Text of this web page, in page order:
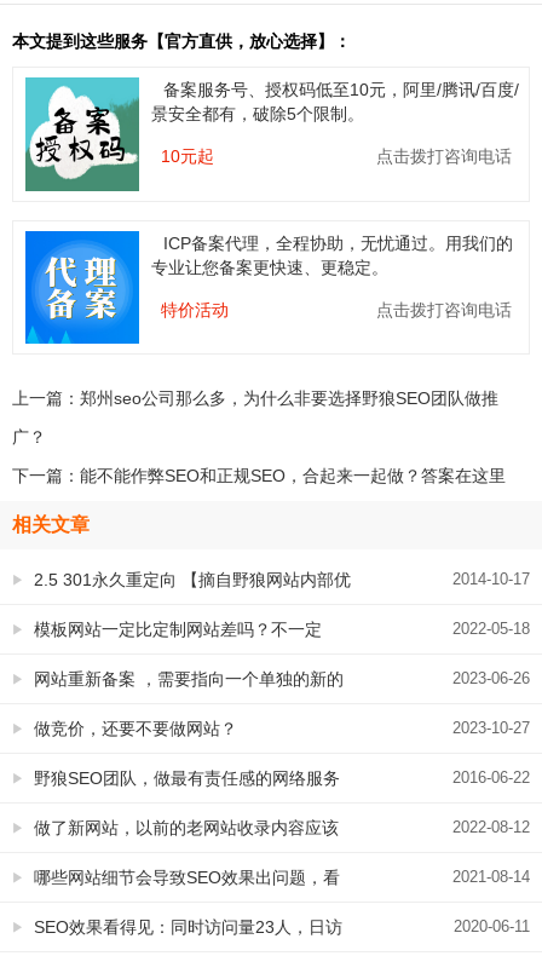
本文提到这些服务【官方直供，放心选择】：
备案服务号、授权码低至10元，阿里/腾讯/百度/
景安全都有，破除5个限制。
10元起 点击拨打咨询电话
ICP备案代理，全程协助，无忧通过。用我们的
专业让您备案更快速、更稳定。
特价活动 点击拨打咨询电话
上一篇： 郑州seo公司那么多，为什么非要选择野狼SEO团队做推
广？
下一篇： 能不能作弊SEO和正规SEO，合起来一起做？答案在这里
相关文章
2014-10-17
2.5 301永久重定向 【摘自野狼网站内部优
化手册】 2022-05-18
模板网站一定比定制网站差吗？不一定
的，原因在这里 2023-06-26
网站重新备案 ，需要指向一个单独的新的
页面，怎么做？ 2023-10-27
做竞价，还要不要做网站？
2016-06-22
野狼SEO团队，做最有责任感的网络服务
公司 2022-08-12
做了新网站，以前的老网站收录内容应该
怎么办 2021-08-14
哪些网站细节会导致SEO效果出问题，看
到你惊到下巴 2020-06-11
SEO效果看得见：同时访问量23人，日访